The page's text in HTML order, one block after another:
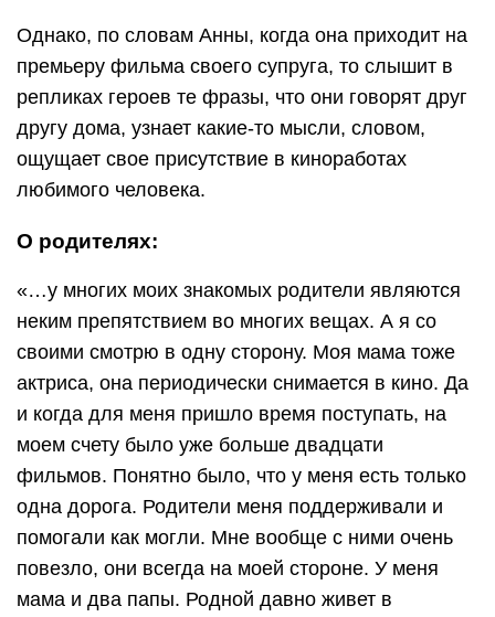
Однако, по словам Анны, когда она приходит на
премьеру фильма своего супруга, то слышит в
репликах героев те фразы, что они говорят друг
другу дома, узнает какие-то мысли, словом,
ощущает свое присутствие в киноработах
любимого человека.
О родителях:
«…у многих моих знакомых родители являются
неким препятствием во многих вещах. А я со
своими смотрю в одну сторону. Моя мама тоже
актриса, она периодически снимается в кино. Да
и когда для меня пришло время поступать, на
моем счету было уже больше двадцати
фильмов. Понятно было, что у меня есть только
одна дорога. Родители меня поддерживали и
помогали как могли. Мне вообще с ними очень
повезло, они всегда на моей стороне. У меня
мама и два папы. Родной давно живет в